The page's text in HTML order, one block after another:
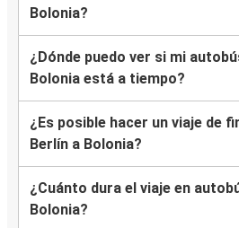
Bolonia?
¿Dónde puedo ver si mi
Bolonia está a tiempo?
¿Es posible hacer un viaje de
Berlín a Bolonia?
¿Cuánto dura el viaje en
Bolonia?